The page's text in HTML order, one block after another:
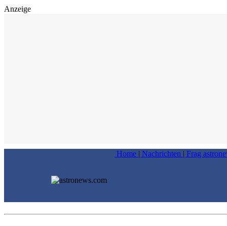
Anzeige
Home | Nachrichten | Frag